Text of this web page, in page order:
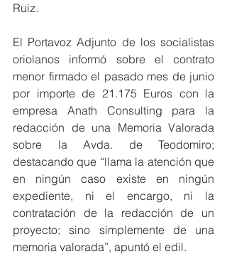
Ruiz.
El Portavoz Adjunto de los socialistas
oriolanos informó sobre el contrato
menor firmado el pasado mes de junio
por importe de 21.175 Euros con la
empresa Anath Consulting para la
redacción de una Memoria Valorada
sobre la Avda. de Teodomiro;
destacando que “llama la atención que
en ningún caso existe en ningún
expediente, ni el encargo, ni la
contratación de la redacción de un
proyecto; sino simplemente de una
memoria valorada”, apuntó el edil.